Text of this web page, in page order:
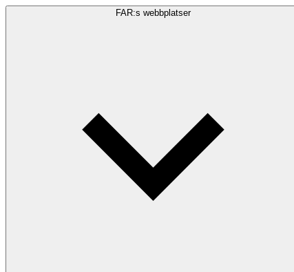
FAR:s webbplatser